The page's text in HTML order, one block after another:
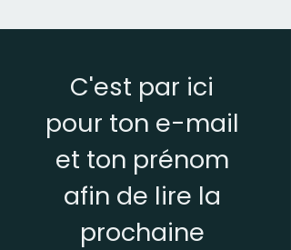
C'est par ici
pour ton e-mail
et ton prénom
afin de lire la
prochaine